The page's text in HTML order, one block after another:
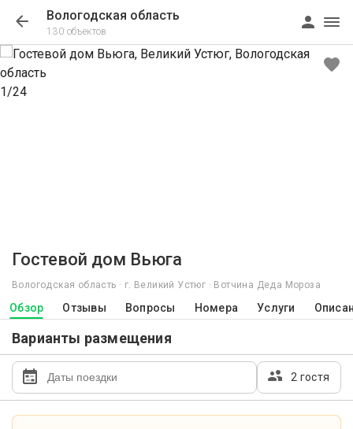
Вологодская область
130 объектов
1/24
Гостевой дом Вьюга
Вологодская область · г. Великий Устюг · Вотчина Деда Мороза
Обзор Отзывы Вопросы Номера Услуги
Варианты размещения
2 гостя